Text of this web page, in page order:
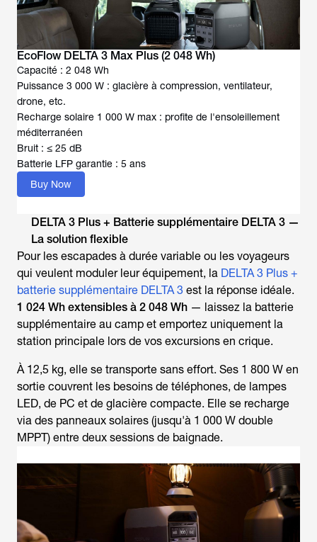
EcoFlow DELTA 3 Max Plus (2 048 Wh)
Capacité : 2 048 Wh
Puissance 3 000 W : glacière à compression, ventilateur,
drone, etc.
Recharge solaire 1 000 W max : profite de l'ensoleillement
méditerranéen
Bruit : ≤ 25 dB
Batterie LFP garantie : 5 ans
Buy Now
DELTA 3 Plus + Batterie supplémentaire DELTA 3 —
La solution flexible
Pour les escapades à durée variable ou les voyageurs
qui veulent moduler leur équipement, la DELTA 3 Plus +
batterie supplémentaire DELTA 3 est la réponse idéale.
1 024 Wh extensibles à 2 048 Wh — laissez la batterie
supplémentaire au camp et emportez uniquement la
station principale lors de vos excursions en crique.
À 12,5 kg, elle se transporte sans effort. Ses 1 800 W en
sortie couvrent les besoins de téléphones, de lampes
LED, de PC et de glacière compacte. Elle se recharge
via des panneaux solaires (jusqu'à 1 000 W double
MPPT) entre deux sessions de baignade.